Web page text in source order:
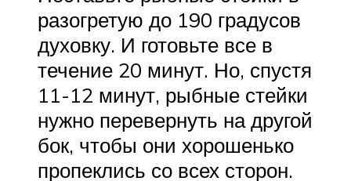
разогретую до 190 градусов
духовку. И готовьте все в
течение 20 минут. Но, спустя
11-12 минут, рыбные стейки
нужно перевернуть на другой
бок, чтобы они хорошенько
пропеклись со всех сторон.